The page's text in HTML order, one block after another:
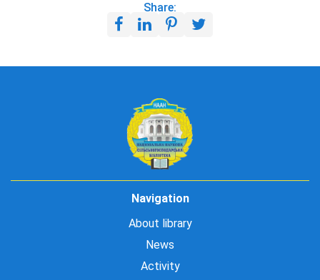
Share:
Navigation
About library
News
Activity